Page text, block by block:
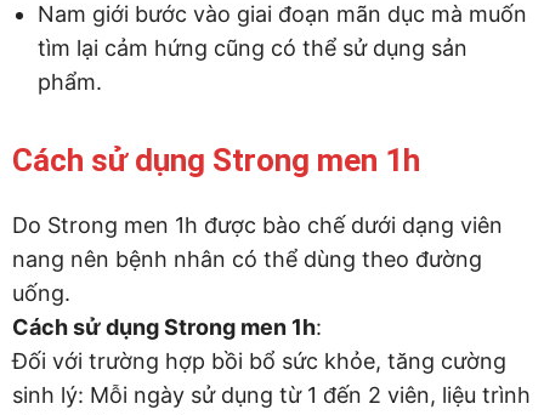
Nam giới bước vào giai đoạn mãn dục mà muốn
tìm lại cảm hứng cũng có thể sử dụng sản
phẩm.
Cách sử dụng Strong men 1h
Do Strong men 1h được bào chế dưới dạng viên
nang nên bệnh nhân có thể dùng theo đường
uống.
Cách sử dụng Strong men 1h:
Đối với trường hợp bồi bổ sức khỏe, tăng cường
sinh lý: Mỗi ngày sử dụng từ 1 đến 2 viên, liệu trình